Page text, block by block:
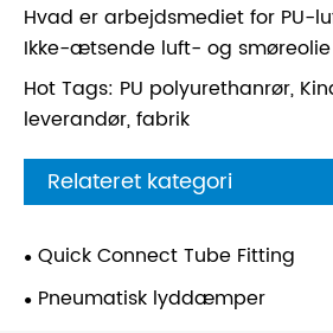
Hvad er arbejdsmediet for PU-
Ikke-ætsende luft- og smøreolie
Hot Tags: PU polyurethanrør,
leverandør, fabrik
Relateret kategori
Quick Connect Tube Fitting
Pneumatisk lyddæmper